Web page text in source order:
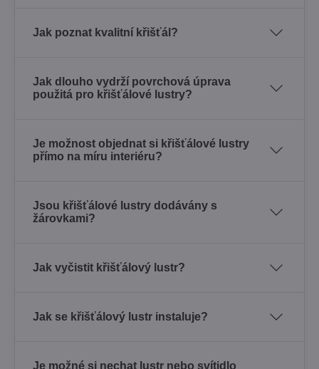
Jak poznat kvalitní křišťál?
Jak dlouho vydrží povrchová úprava
použitá pro křišťálové lustry?
Je možnost objednat si křišťálové lustry
přímo na míru interiéru?
Jsou křišťálové lustry dodávány s
žárovkami?
Jak vyčistit křišťálový lustr?
Jak se křišťálový lustr instaluje?
Je možné si nechat lustr nebo svítidlo